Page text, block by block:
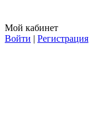
Мой кабинет
Войти | Регистрация